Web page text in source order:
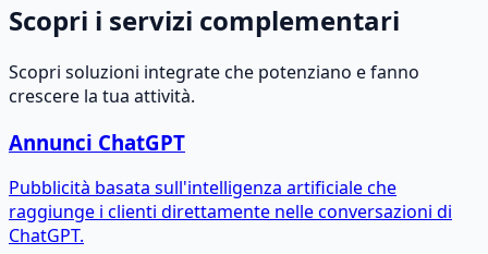
Scopri i servizi complementari
Scopri soluzioni integrate che potenziano e fanno
crescere la tua attività.
Annunci ChatGPT
Pubblicità basata sull'intelligenza artificiale che
raggiunge i clienti direttamente nelle conversazioni di
ChatGPT.